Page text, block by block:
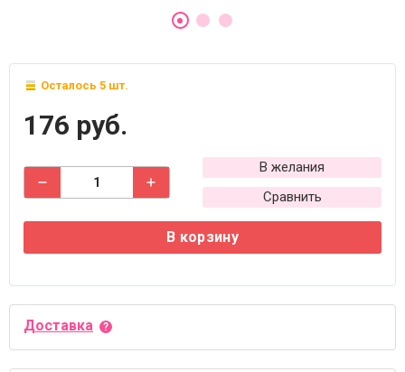
Осталось 5 шт.
176 руб.
В желания
Сравнить
В корзину
Доставка